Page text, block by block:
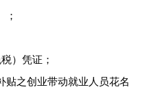
）凭证；
之创业带动就业人员花名